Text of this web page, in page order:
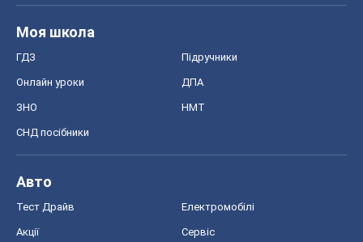
Моя школа
ГДЗ Підручники
Онлайн уроки ДПА
ЗНО НМТ
СНД посібники
Авто
Тест Драйв Електромобілі
Акції Сервіс